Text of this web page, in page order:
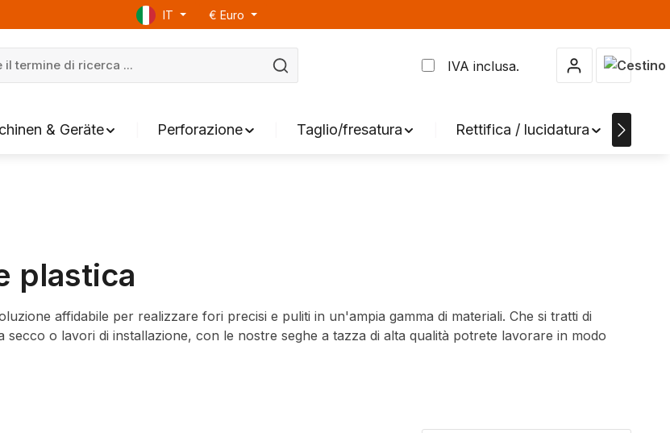
IT € Euro
IVA inclusa.
Il
& Geräte Perforazione Taglio/fresatura Rettifica / lucidatura
plastica
affidabile per realizzare fori precisi e puliti in un'ampia gamma di materiali. Che si tratti di
o lavori di installazione, con le nostre seghe a tazza di alta qualità potrete lavorare in modo